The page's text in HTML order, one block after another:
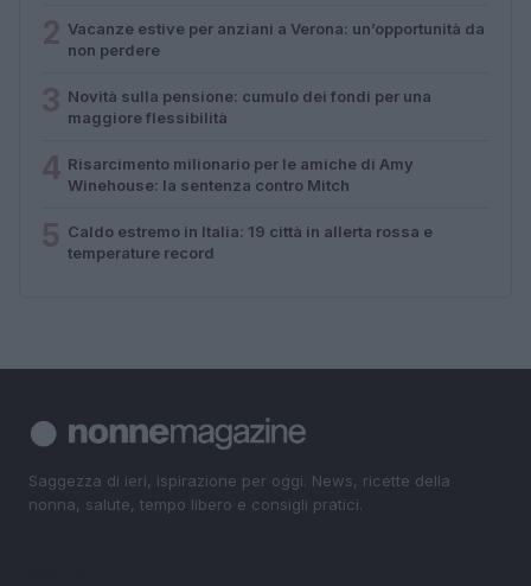
Vacanze estive per anziani a Verona: un’opportunità da
non perdere
Novità sulla pensione: cumulo dei fondi per una
maggiore flessibilità
Risarcimento milionario per le amiche di Amy
Winehouse: la sentenza contro Mitch
Caldo estremo in Italia: 19 città in allerta rossa e
temperature record
Saggezza di ieri, ispirazione per oggi. News, ricette della
nonna, salute, tempo libero e consigli pratici.